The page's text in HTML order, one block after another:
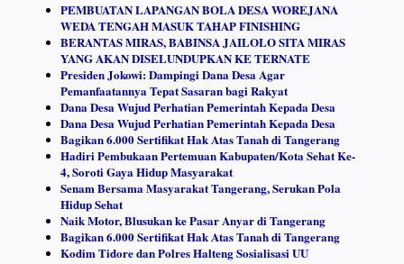
PEMBUATAN LAPANGAN BOLA DESA WOREJANA
WEDA TENGAH MASUK TAHAP FINISHING
BERANTAS MIRAS, BABINSA JAILOLO SITA MIRAS
YANG AKAN DISELUNDUPKAN KE TERNATE
Presiden Jokowi: Dampingi Dana Desa Agar
Pemanfaatannya Tepat Sasaran bagi Rakyat
Dana Desa Wujud Perhatian Pemerintah Kepada Desa
Dana Desa Wujud Perhatian Pemerintah Kepada Desa
Bagikan 6.000 Sertifikat Hak Atas Tanah di Tangerang
Hadiri Pembukaan Pertemuan Kabupaten/Kota Sehat Ke-
4, Soroti Gaya Hidup Masyarakat
Senam Bersama Masyarakat Tangerang, Serukan Pola
Hidup Sehat
Naik Motor, Blusukan ke Pasar Anyar di Tangerang
Bagikan 6.000 Sertifikat Hak Atas Tanah di Tangerang
Kodim Tidore dan Polres Halteng Sosialisasi UU